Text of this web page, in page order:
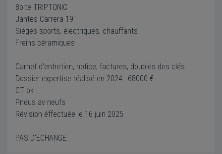
Boite TRIPTONIC
Jantes Carrera 19''
Sièges sports, électriques, chauffants
Freins céramiques
Carnet d'entretien, notice, factures, doubles des clés
Dossier expertise réalisé en 2024 : 68000 €
CT ok
Pneus av neufs
Révision éffectuée le 16 juin 2025
PAS D'ECHANGE.